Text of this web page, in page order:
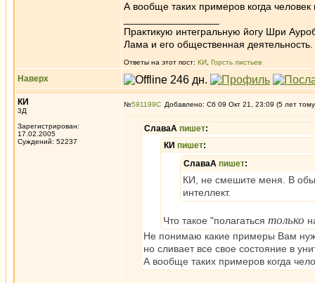
А вообще таких примеров когда человек
Практикую интегральную йогу Шри
Лама и его общественная деятельность.
Ответы на этот пост: КИ Горсть листьев
Наверх
КИ
3Д
Зарегистрирован:
17.02.2005
Суждений: 52237
№591199 Добавлено: Сб 09 Окт 21, 23:09 (5 лет
СлаваА пишет:
КИ пишет:
СлаваА пишет:
КИ, не смешите меня. В
интеллект.
Что такое "полагаться только
Не понимаю какие примеры Вам
но сливает все свое состояние в
А вообще таких примеров когда